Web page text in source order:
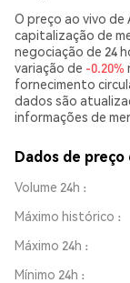
O preço ao vivo de
capitalização de
negociação de 24
variação de -0.20%
fornecimento
dados são
informações de
Dados de preço
Volume 24h
Máximo histórico
Máximo 24h
Mínimo 24h